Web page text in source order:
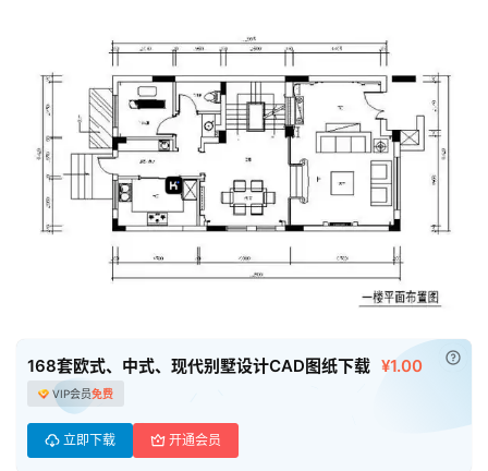
教
源
168套欧式、中式、现代别墅设计CAD图纸下载 ¥1.00
VIP会员免费
立即下载 开通会员